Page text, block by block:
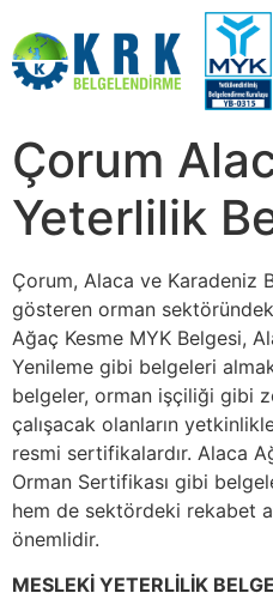
Çorum
Yeterlilik
Çorum, Alaca ve Karadeniz
gösteren orman
Ağaç Kesme MYK Belgesi,
Yenileme gibi belgeleri
belgeler, orman işçiliği gibi
çalışacak olanların
resmi sertifikalardır. Alaca
Orman Sertifikası gibi
hem de sektördeki rekabet
önemlidir.
MESLEKİ YETERLİLİK